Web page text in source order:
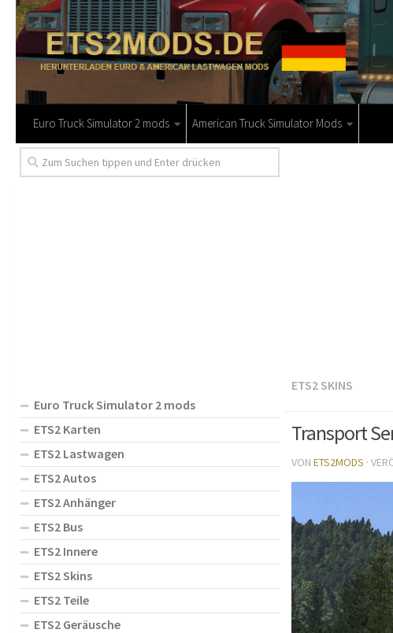
Euro Truck Simulator 2 mods American Truck Simulator Mods
ETS2 SKINS
Transport
VON ETS2MODS ·
Euro Truck Simulator 2 mods
ETS2 Karten
ETS2 Lastwagen
ETS2 Autos
ETS2 Anhänger
ETS2 Bus
ETS2 Innere
ETS2 Skins
ETS2 Teile
ETS2 Geräusche